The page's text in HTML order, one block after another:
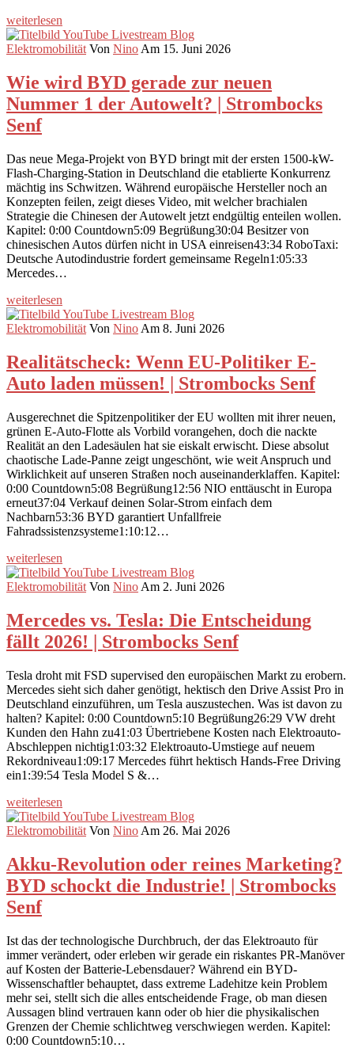
weiterlesen
Elektromobilität Von Nino Am 15. Juni 2026
Wie wird BYD gerade zur neuen
Nummer 1 der Autowelt? | Strombocks
Senf
Das neue Mega-Projekt von BYD bringt mit der ersten 1500-kW-
Flash-Charging-Station in Deutschland die etablierte Konkurrenz
mächtig ins Schwitzen. Während europäische Hersteller noch an
Konzepten feilen, zeigt dieses Video, mit welcher brachialen
Strategie die Chinesen der Autowelt jetzt endgültig enteilen wollen.
Kapitel: 0:00 Countdown5:09 Begrüßung30:04 Besitzer von
chinesischen Autos dürfen nicht in USA einreisen43:34 RoboTaxi:
Deutsche Autodindustrie fordert gemeinsame Regeln1:05:33
Mercedes…
weiterlesen
Elektromobilität Von Nino Am 8. Juni 2026
Realitätscheck: Wenn EU-Politiker E-
Auto laden müssen! | Strombocks Senf
Ausgerechnet die Spitzenpolitiker der EU wollten mit ihrer neuen,
grünen E-Auto-Flotte als Vorbild vorangehen, doch die nackte
Realität an den Ladesäulen hat sie eiskalt erwischt. Diese absolut
chaotische Lade-Panne zeigt ungeschönt, wie weit Anspruch und
Wirklichkeit auf unseren Straßen noch auseinanderklaffen. Kapitel:
0:00 Countdown5:08 Begrüßung12:56 NIO enttäuscht in Europa
erneut37:04 Verkauf deinen Solar-Strom einfach dem
Nachbarn53:36 BYD garantiert Unfallfreie
Fahradssistenzsysteme1:10:12…
weiterlesen
Elektromobilität Von Nino Am 2. Juni 2026
Mercedes vs. Tesla: Die Entscheidung
fällt 2026! | Strombocks Senf
Tesla droht mit FSD supervised den europäischen Markt zu erobern.
Mercedes sieht sich daher genötigt, hektisch den Drive Assist Pro in
Deutschland einzuführen, um Tesla auszustechen. Was ist davon zu
halten? Kapitel: 0:00 Countdown5:10 Begrüßung26:29 VW dreht
Kunden den Hahn zu41:03 Übertriebene Kosten nach Elektroauto-
Abschleppen nichtig1:03:32 Elektroauto-Umstiege auf neuem
Rekordniveau1:09:17 Mercedes führt hektisch Hands-Free Driving
ein1:39:54 Tesla Model S &…
weiterlesen
Elektromobilität Von Nino Am 26. Mai 2026
Akku-Revolution oder reines Marketing?
BYD schockt die Industrie! | Strombocks
Senf
Ist das der technologische Durchbruch, der das Elektroauto für
immer verändert, oder erleben wir gerade ein riskantes PR-Manöver
auf Kosten der Batterie-Lebensdauer? Während ein BYD-
Wissenschaftler behauptet, dass extreme Ladehitze kein Problem
mehr sei, stellt sich die alles entscheidende Frage, ob man diesen
Aussagen blind vertrauen kann oder ob hier die physikalischen
Grenzen der Chemie schlichtweg verschwiegen werden. Kapitel:
0:00 Countdown5:10…